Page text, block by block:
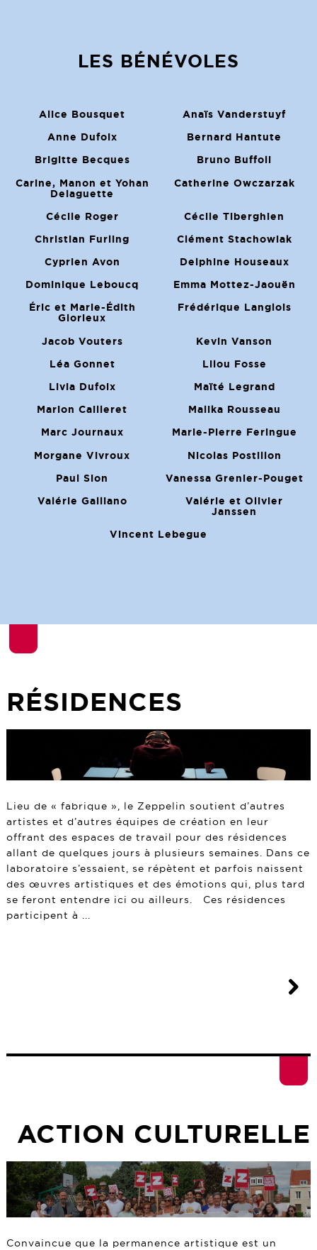
LES BÉNÉVOLES
Alice Bousquet Anaïs Vanderstuyf
Anne Dufoix Bernard Hantute
Brigitte Becques Bruno Buffoli
Carine, Manon et Yohan
Delaguette
Catherine Owczarzak
Cécile Roger Cécile Tiberghien
Christian Furling Clément Stachowiak
Cyprien Avon Delphine Houseaux
Dominique Leboucq Emma Mottez-Jaouën
Éric et Marie-Édith
Glorieux
Frédérique Langlois
Jacob Vouters Kevin Vanson
Léa Gonnet Lilou Fosse
Livia Dufoix Maïté Legrand
Marion Cailleret Malika Rousseau
Marc Journaux Marie-Pierre Feringue
Morgane Vivroux Nicolas Postillon
Paul Sion Vanessa Grenier-Pouget
Valérie Galliano
Valérie et Olivier
Janssen
Vincent Lebegue
RÉSIDENCES
Lieu de « fabrique », le Zeppelin soutient d’autres
artistes et d’autres équipes de création en leur
offrant des espaces de travail pour des résidences
allant de quelques jours à plusieurs semaines. Dans ce
laboratoire s’essaient, se répètent et parfois naissent
des œuvres artistiques et des émotions qui, plus tard
se feront entendre ici ou ailleurs. Ces résidences
participent à ...
ACTION CULTURELLE
Convaincue que la permanence artistique est un